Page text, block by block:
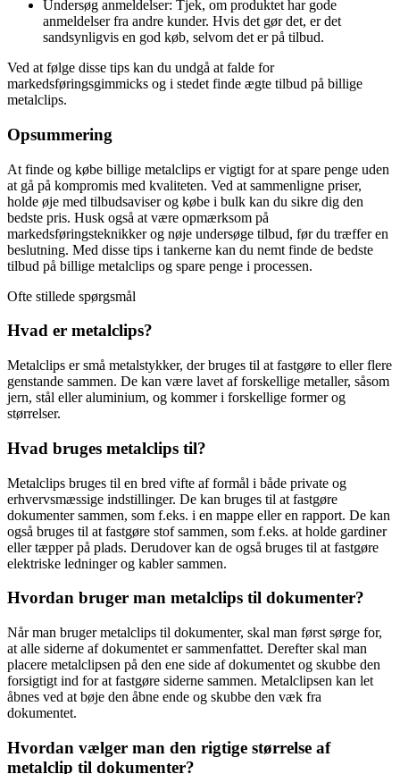
Undersøg anmeldelser: Tjek, om produktet har gode
anmeldelser fra andre kunder. Hvis det gør det, er det
sandsynligvis en god køb, selvom det er på tilbud.
Ved at følge disse tips kan du undgå at falde for
markedsføringsgimmicks og i stedet finde ægte tilbud på billige
metalclips.
Opsummering
At finde og købe billige metalclips er vigtigt for at spare penge uden
at gå på kompromis med kvaliteten. Ved at sammenligne priser,
holde øje med tilbudsaviser og købe i bulk kan du sikre dig den
bedste pris. Husk også at være opmærksom på
markedsføringsteknikker og nøje undersøge tilbud, før du træffer en
beslutning. Med disse tips i tankerne kan du nemt finde de bedste
tilbud på billige metalclips og spare penge i processen.
Ofte stillede spørgsmål
Hvad er metalclips?
Metalclips er små metalstykker, der bruges til at fastgøre to eller flere
genstande sammen. De kan være lavet af forskellige metaller, såsom
jern, stål eller aluminium, og kommer i forskellige former og
størrelser.
Hvad bruges metalclips til?
Metalclips bruges til en bred vifte af formål i både private og
erhvervsmæssige indstillinger. De kan bruges til at fastgøre
dokumenter sammen, som f.eks. i en mappe eller en rapport. De kan
også bruges til at fastgøre stof sammen, som f.eks. at holde gardiner
eller tæpper på plads. Derudover kan de også bruges til at fastgøre
elektriske ledninger og kabler sammen.
Hvordan bruger man metalclips til dokumenter?
Når man bruger metalclips til dokumenter, skal man først sørge for,
at alle siderne af dokumentet er sammenfattet. Derefter skal man
placere metalclipsen på den ene side af dokumentet og skubbe den
forsigtigt ind for at fastgøre siderne sammen. Metalclipsen kan let
åbnes ved at bøje den åbne ende og skubbe den væk fra
dokumentet.
Hvordan vælger man den rigtige størrelse af
metalclip til dokumenter?